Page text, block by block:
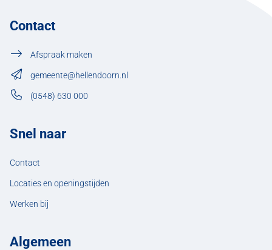
Contact
Afspraak maken
gemeente@hellendoorn.nl
(0548) 630 000
Snel naar
Contact
Locaties en openingstijden
Werken bij
Algemeen